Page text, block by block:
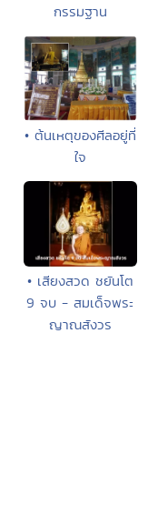
กรรมฐาน
• ต้นเหตุของศีลอยู่ที่
ใจ
• เสียงสวด ชยันโต
9 จบ - สมเด็จพระ
ญาณสังวร